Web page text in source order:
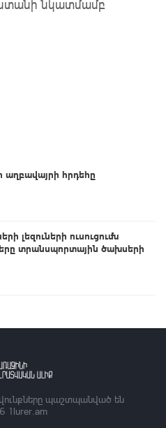
նկատմամբ
հրդեհը
լեզուների ուսուցումն
տրանսպորտային ծախսերի
Բրիտանիայի դեսպանի
պաշտպանված են
1lurer.am